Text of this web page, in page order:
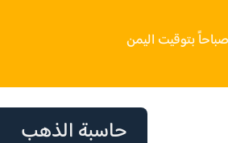
حاسبة الذهب